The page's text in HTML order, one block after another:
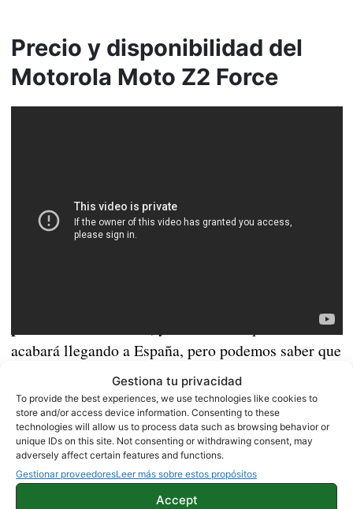
Gestiona tu privacidad
To provide the best experiences, we use technologies like cookies to
store and/or access device information. Consenting to these
technologies will allow us to process data such as browsing behavior or
unique IDs on this site. Not consenting or withdrawing consent, may
adversely affect certain features and functions.
Gestionar proveedoresLeer más sobre estos propósitos
Accept
Precio y disponibilidad del
Motorola Moto Z2 Force
y no sabemos qué modelo
acabará llegando a España, pero podemos saber que
se pondrá a la venta el 10 de agosto a un precio
de 800 dólares,con un MotoMod de cámara
gratuito si lo pagamos al contado.
Aunque no es el dispositivo más económico del
mercado,es posible que a España llegue con un
, cosa que no podemos confirmar